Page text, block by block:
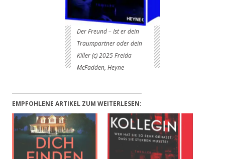
Der Freund – Ist er dein
Traumpartner oder dein
Killer (c) 2025 Freida
McFadden, Heyne
EMPFOHLENE ARTIKEL ZUM WEITERLESEN: